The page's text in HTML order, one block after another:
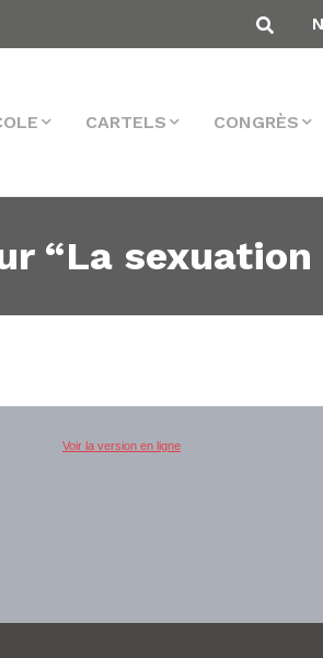
CARTELS CONGRÈS
“La
Voir la version en ligne